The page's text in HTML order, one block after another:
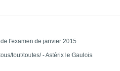
l'examen de janvier 2015
tout/toutes/ - Astérix le Gaulois